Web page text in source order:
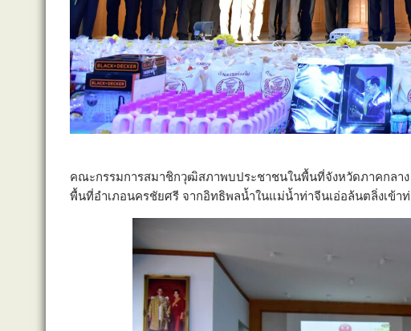
คณะกรรมการสมาชิกวุฒิสภาพบประชาชนในพื้นที่จังหวัดภาคกลา
พื้นที่อำเภอนครชัยศรี จากอิทธิพลน้ำในแม่น้ำท่าจีนเอ่อล้นตลิ่งเข้า